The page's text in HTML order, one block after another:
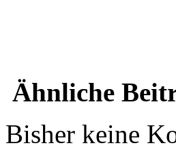
Ähnliche
Bisher keine